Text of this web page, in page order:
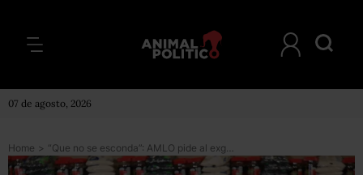
07 de agosto, 2026
Home > “Que no se esconda”: AMLO pide al exgobernador Roberto Sandoval dar la cara